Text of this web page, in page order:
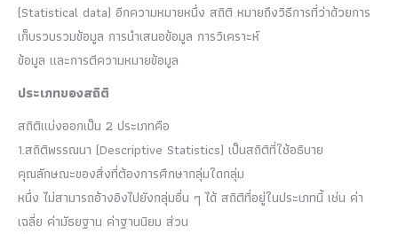
(Statistical data) อีกความหมายหนึ่ง สถิติ หมายถึงวิธีการที่ว่าด้วยการ
เก็บรวบรวมข้อมูล การนำเสนอข้อมูล การวิเคราะห์
ข้อมูล และการตีความหมายข้อมูล
ประเภทของสถิติ
สถิติแบ่งออกเป็น 2 ประเภทคือ
1.สถิติพรรณนา (Descriptive Statistics) เป็นสถิติที่ใช้อธิบาย
คุณลักษณะของสิ่งที่ต้องการศึกษากลุ่มใดกลุ่ม
หนึ่ง ไม่สามารถอ้างอิงไปยังกลุ่มอื่น ๆ ได้ สถิติที่อยู่ในประเภทนี้ เช่น ค่า
เฉลี่ย ค่ามัธยฐาน ค่าฐานนิยม ส่วน